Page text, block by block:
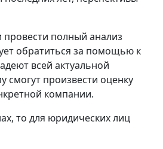
провести полный анализ
обратиться за помощью к
всей актуальной
смогут произвести оценку
компании.
то для юридических лиц